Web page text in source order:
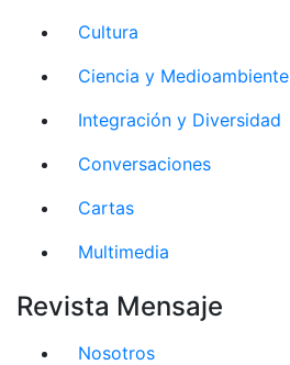
Cultura
Ciencia y Medioambiente
Integración y Diversidad
Conversaciones
Cartas
Multimedia
Revista Mensaje
Nosotros